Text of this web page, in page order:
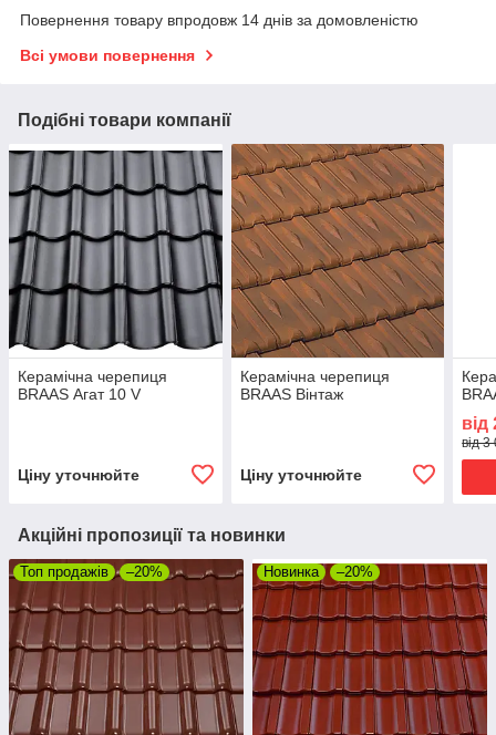
Повернення товару впродовж 14 днів за домовленістю
Всі умови повернення
Подібні товари компанії
Керамічна черепиця
BRAAS Агат 10 V
Ціну уточнюйте
Керамічна черепиця
BRAAS Вінтаж
Ціну уточнюйте
від
від
Акційні пропозиції та новинки
Топ продажів –20% Новинка –20%